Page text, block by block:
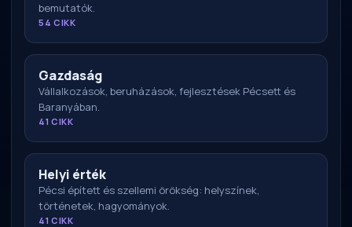
bemutatók.
54 CIKK
Gazdaság
Vállalkozások, beruházások, fejlesztések Pécsett és
Baranyában.
41 CIKK
Helyi érték
Pécsi épített és szellemi örökség: helyszínek,
történetek, hagyományok.
41 CIKK